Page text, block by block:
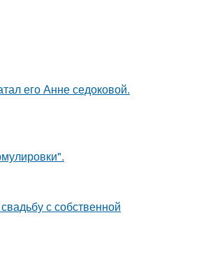
его Анне седоковой.
с собственной